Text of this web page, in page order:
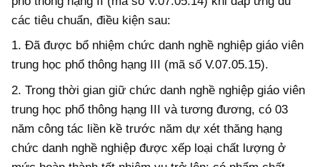
các tiêu chuẩn, điều kiện sau:
1. Đã được bổ nhiệm chức danh nghề nghiệp giáo viên
trung học phổ thông hạng III (mã số V.07.05.15).
2. Trong thời gian giữ chức danh nghề nghiệp giáo viên
trung học phổ thông hạng III và tương đương, có 03
năm công tác liền kề trước năm dự xét thăng hạng
chức danh nghề nghiệp được xếp loại chất lượng ở